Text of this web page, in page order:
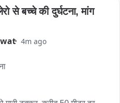
नाही. तरी काही ठिकाणी घरांना
आहे, संभाव्य धोका टाळण्यासाठी
बांधकाम (दगड-मातीचे बांधकाम)
अधिक काळजी घ्यावी, असे
येत आहे.
/ आवाहन:
से बच्चे की दुर्घटना, मांग
4m ago